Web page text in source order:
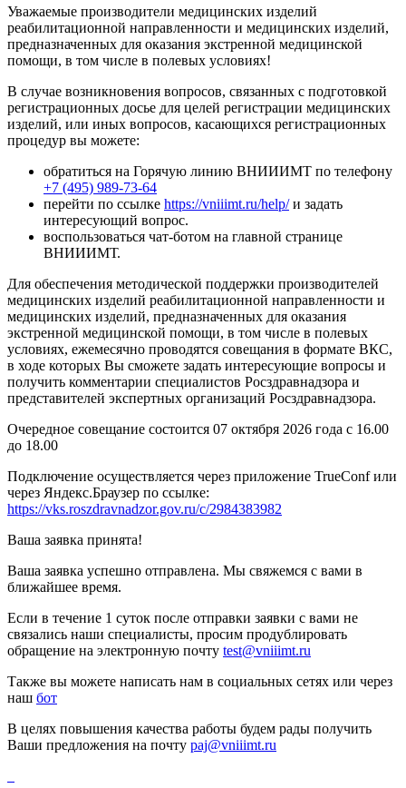
Уважаемые производители медицинских изделий
реабилитационной направленности и медицинских изделий,
предназначенных для оказания экстренной медицинской
помощи, в том числе в полевых условиях!
В случае возникновения вопросов, связанных с подготовкой
регистрационных досье для целей регистрации медицинских
изделий, или иных вопросов, касающихся регистрационных
процедур вы можете:
обратиться на Горячую линию ВНИИИМТ по телефону
+7 (495) 989-73-64
перейти по ссылке https://vniiimt.ru/help/и задать
интересующий вопрос.
воспользоваться чат-ботом на главной странице
ВНИИИМТ.
Для обеспечения методической поддержки производителей
медицинских изделий реабилитационной направленности и
медицинских изделий, предназначенных для оказания
экстренной медицинской помощи, в том числе в полевых
условиях, ежемесячно проводятся совещания в формате ВКС,
в ходе которых Вы сможете задать интересующие вопросы и
получить комментарии специалистов Росздравнадзора и
представителей экспертных организаций Росздравнадзора.
Очередное совещание состоится 07 октября 2026 года с 16.00
до 18.00
Подключение осуществляется через приложение TrueConf или
через Яндекс.Браузер по ссылке:
https://vks.roszdravnadzor.gov.ru/c/2984383982
Ваша заявка принята!
Ваша заявка успешно отправлена. Мы свяжемся с вами в
ближайшее время.
Если в течение 1 суток после отправки заявки с вами не
связались наши специалисты, просим продублировать
обращение на электронную почту test@vniiimt.ru
Также вы можете написать нам в социальных сетях или через
наш бот
В целях повышения качества работы будем рады получить
Ваши предложения на почту paj@vniiimt.ru